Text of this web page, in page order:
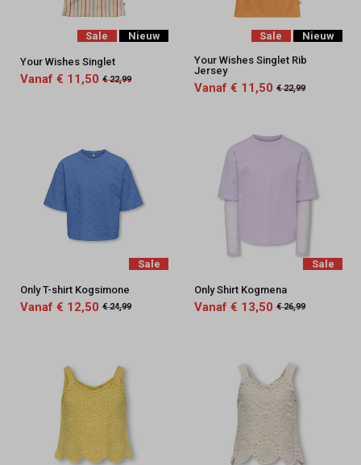
Sale Nieuw
Your Wishes Singlet
Vanaf € 11,50 € 22,99
Sale
Nieuw
Your Wishes Singlet Rib
Jersey
Vanaf € 11,50 € 22,99
Sale
Only T-shirt Kogsimone
Vanaf € 12,50 € 24,99
Sale
Only Shirt Kogmena
Vanaf € 13,50 € 26,99